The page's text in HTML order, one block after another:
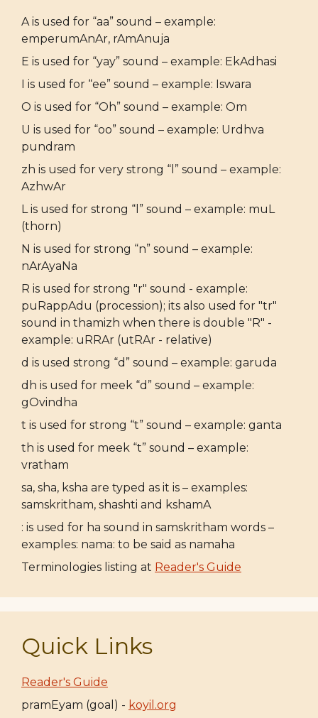
A is used for “aa” sound – example:
emperumAnAr, rAmAnuja
E is used for “yay” sound – example: EkAdhasi
I is used for “ee” sound – example: Iswara
O is used for “Oh” sound – example: Om
U is used for “oo” sound – example: Urdhva
pundram
zh is used for very strong “l” sound – example:
AzhwAr
L is used for strong “l” sound – example: muL
(thorn)
N is used for strong “n” sound – example:
nArAyaNa
R is used for strong "r" sound - example:
puRappAdu (procession); its also used for "tr"
sound in thamizh when there is double "R" -
example: uRRAr (utRAr - relative)
d is used strong “d” sound – example: garuda
dh is used for meek “d” sound – example:
gOvindha
t is used for strong “t” sound – example: ganta
th is used for meek “t” sound – example:
vratham
sa, sha, ksha are typed as it is – examples:
samskritham, shashti and kshamA
: is used for ha sound in samskritham words –
examples: nama: to be said as namaha
Terminologies listing at Reader's Guide
Quick Links
Reader's Guide
pramEyam (goal) - koyil.org